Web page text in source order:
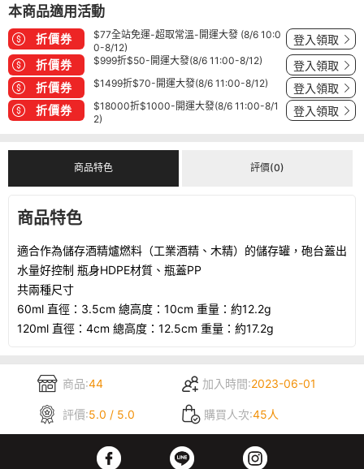
本商品適用活動
折價券
$77全站免運-超取常溫-開運大發 (8/6 10:0
0-8/12)
登入領取
折價券 $999折$50-開運大發(8/6 11:00-8/12) 登入領取
折價券 $1499折$70-開運大發(8/6 11:00-8/12) 登入領取
折價券
$18000折$1000-開運大發(8/6 11:00-8/1
2)
登入領取
商品特色 評價(0)
商品特色
適合作為儲存酒精爐燃料（工業酒精、木精）的儲存罐，砲台蓋出
水量好控制 瓶身HDPE材質、瓶蓋PP
共兩種尺寸
60ml 直徑：3.5cm 總高度：10cm 重量：約12.2g
120ml 直徑：4cm 總高度：12.5cm 重量：約17.2g
商品:44 加入時間:2023-06-01
評價:5.0 / 5.0 購買人次:45人